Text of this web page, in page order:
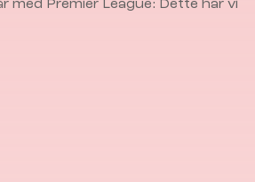
med Premier League: Dette har vi